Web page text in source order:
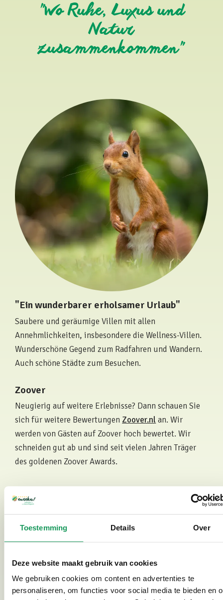
Toestemming Details Over
Deze website maakt gebruik van cookies
We gebruiken cookies om content en advertenties te
personaliseren, om functies voor social media te bieden en
"Wo Ruhe, Luxus und
Natur
zusammenkommen"
"Ein wunderbarer erholsamer Urlaub"
Saubere und geräumige Villen mit allen
Annehmlichkeiten, insbesondere die Wellness-Villen.
Wunderschöne Gegend zum Radfahren und Wandern.
Auch schöne Städte zum Besuchen.
Zoover
Neugierig auf weitere Erlebnisse? Dann schauen Sie
sich für weitere Bewertungen Zoover.nlan. Wir
werden von Gästen auf Zoover hoch bewertet. Wir
schneiden gut ab und sind seit vielen Jahren Träger
des goldenen Zoover Awards.
Top 5 der Niederlande
Machen Sie Urlaub im besten Ferienpark der
Niederlande? Dann sind Sie im Bosvillapark Eureka
genau richtig. Unser Ferienpark gehört seit Jahren zu
der Niederlande. Wir sind seit vielen Jahren mit dem